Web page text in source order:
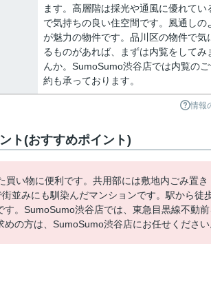
ます。高層階は採光や通風に優れてい
で気持ちの良い住空間です。風通しの
が魅力の物件です。品川区の物件で気
るものがあれば、まずは内覧をしてみ
んか。SumoSumo渋谷店では内覧の
約も承っております。
情報
ト(おすすめポイント)
い物に便利です。共用部には敷地内ごみ置き
並みにも馴染んだマンションです。駅から徒
。SumoSumo渋谷店では、東急目黒線不動
の方は、SumoSumo渋谷店にお任せくださ